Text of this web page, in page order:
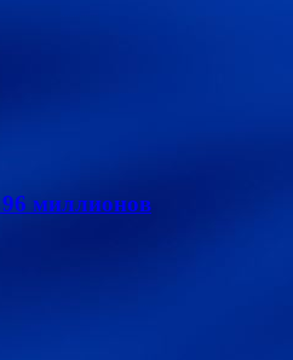
96 миллионов